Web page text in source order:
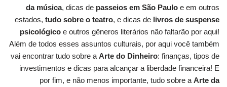
da música, dicas de passeios em São Paulo e em outros
estados, tudo sobre o teatro, e dicas de livros de suspense
psicológico e outros gêneros literários não faltarão por aqui!
Além de todos esses assuntos culturais, por aqui você também
vai encontrar tudo sobre a Arte do Dinheiro: finanças, tipos de
investimentos e dicas para alcançar a liberdade financeira! E
por fim, e não menos importante, tudo sobre a Arte da